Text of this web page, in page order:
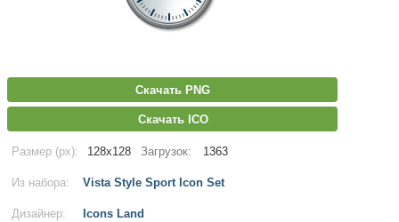
Скачать PNG
Скачать ICO
Размер (px): 128x128 Загрузок: 1363
Из набора: Vista Style Sport Icon Set
Дизайнер: Icons Land